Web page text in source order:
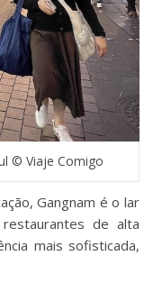
© Viaje Comigo
Gangnam é o lar
de alta
mais sofisticada,